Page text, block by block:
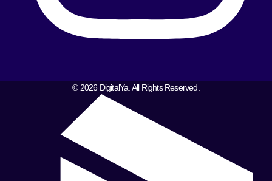
© 2026 DigitalYa. All Rights Reserved.